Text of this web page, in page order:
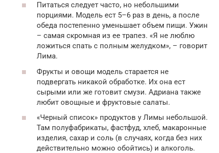
Питаться следует часто, но небольшими
порциями. Модель ест 5–6 раз в день, а после
обеда постепенно уменьшает объем пищи. Ужин
– самая скромная из ее трапез. «Я не люблю
ложиться спать с полным желудком», – говорит
Лима.
Фрукты и овощи модель старается не
подвергать никакой обработке. Их она ест
сырыми или же готовит смузи. Адриана также
любит овощные и фруктовые салаты.
«Черный список» продуктов у Лимы небольшой.
Там полуфабрикаты, фастфуд, хлеб, макаронные
изделия, сахар и соль (в случаях, когда без них
действительно можно обойтись) и алкоголь.